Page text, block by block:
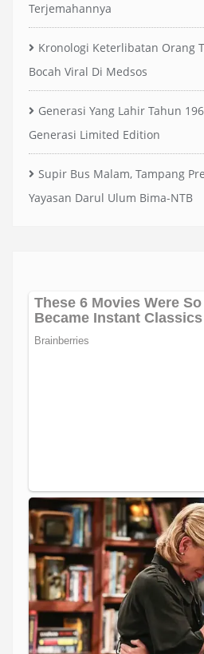
Terjemahannya
Kronologi Keterlibatan Orang
Bocah Viral Di Medsos
Generasi Yang Lahir Tahun
Generasi Limited Edition
Supir Bus Malam, Tampang
Yayasan Darul Ulum Bima-NTB